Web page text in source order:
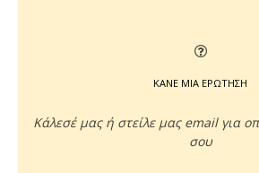
ΚΑΝΕ ΜΙΑ ΕΡΩΤΗΣΗ
Κάλεσέ μας ή στείλε μας email για
σου